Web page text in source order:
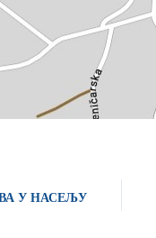
У НАСЕЉУ